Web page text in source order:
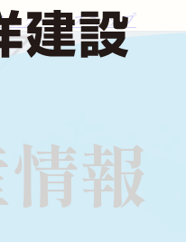
ッターへスキップ
報